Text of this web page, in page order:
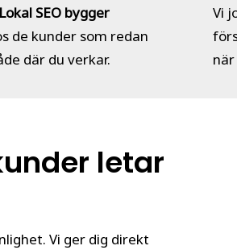
Lokal SEO bygger
de kunder som redan
där du verkar.
Vi
letar
Vi ger dig direkt